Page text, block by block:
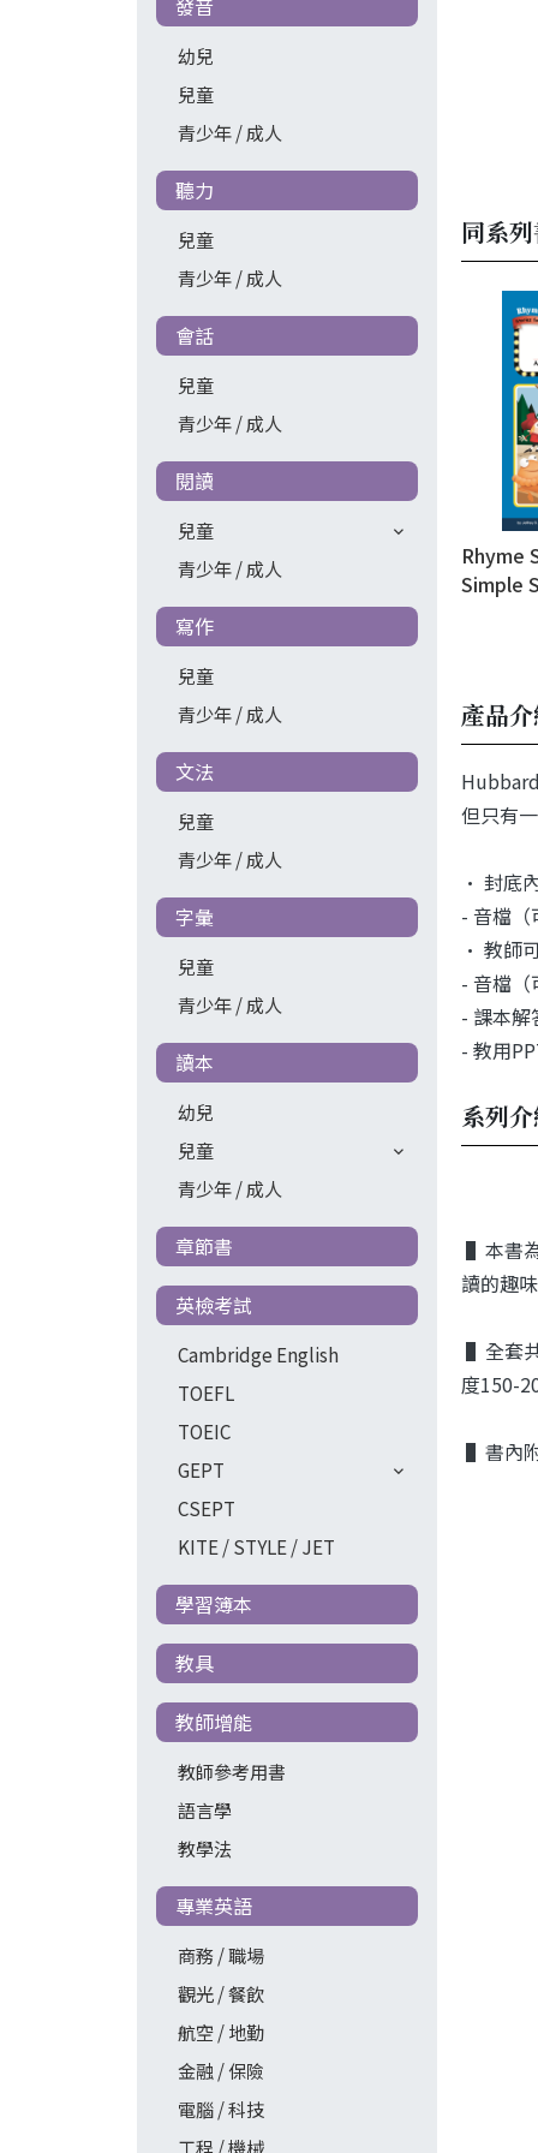
發音
幼兒
兒童
青少年 / 成人
聽力
兒童
青少年 / 成人
會話
兒童
青少年 / 成人
閱讀
兒童
青少年 / 成人
寫作
兒童
青少年 / 成人
文法
兒童
青少年 / 成人
字彙
兒童
青少年 / 成人
讀本
幼兒
兒童
青少年 / 成人
章節書
英檢考試
Cambridge English
TOEFL
TOEIC
GEPT
CSEPT
KITE / STYLE / JET
學習簿本
教具
教師增能
教師參考用書
語言學
教學法
專業英語
商務 / 職場
觀光 / 餐飲
航空 / 地勤
金融 / 保險
電腦 / 科技
工程 / 機械
同系
Rhyme
Simple
產品
但只有
• 封底
- 音檔（
• 教師
- 音檔（
- 課本解
- 教用
系列
▌本書
讀的趣
▌全套
度150-
▌書內